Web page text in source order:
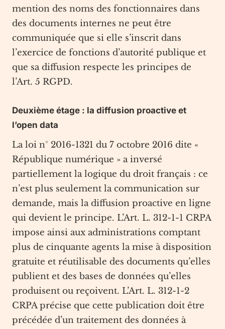
mention des noms des fonctionnaires dans
des documents internes ne peut être
communiquée que si elle s’inscrit dans
l’exercice de fonctions d’autorité publique et
que sa diffusion respecte les principes de
l’Art. 5 RGPD.
Deuxième étage : la diffusion proactive et
l’open data
La loi n° 2016-1321 du 7 octobre 2016 dite «
République numérique » a inversé
partiellement la logique du droit français : ce
n’est plus seulement la communication sur
demande, mais la diffusion proactive en ligne
qui devient le principe. L’Art. L. 312-1-1 CRPA
impose ainsi aux administrations comptant
plus de cinquante agents la mise à disposition
gratuite et réutilisable des documents qu’elles
publient et des bases de données qu’elles
produisent ou reçoivent. L’Art. L. 312-1-2
CRPA précise que cette publication doit être
précédée d’un traitement des données à